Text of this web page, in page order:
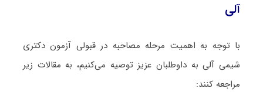
آلی
با توجه به اهمیت مرحله مصاحبه در قبولی آزمون دکتری
شیمی آلی به داوطلبان عزیز توصیه می‌کنیم، به مقالات زیر
مراجعه کنند: